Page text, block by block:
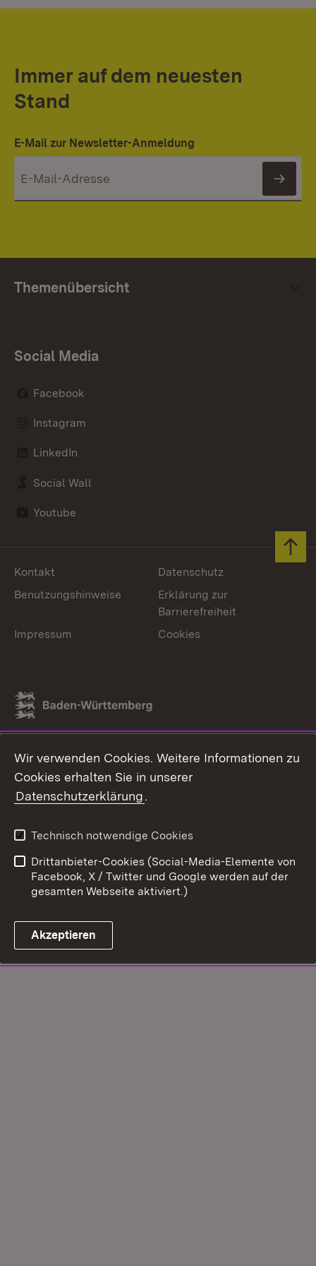
Immer auf dem neuesten
Stand
E-Mail zur Newsletter-Anmeldung
Themenübersicht
Social Media
Facebook
Instagram
LinkedIn
Social Wall
Youtube
Link zum Landesportal
Kontakt
Datenschutz
Benutzungshinweise
Erklärung zur
Barrierefreiheit
Impressum
Cookies
Wir verwenden Cookies. Weitere Informationen zu
Cookies erhalten Sie in unserer
Datenschutzerklärung.
Technisch notwendige Cookies
Drittanbieter-Cookies (Social-Media-Elemente von
Facebook, X / Twitter und Google werden auf der
gesamten Webseite aktiviert.)
Akzeptieren